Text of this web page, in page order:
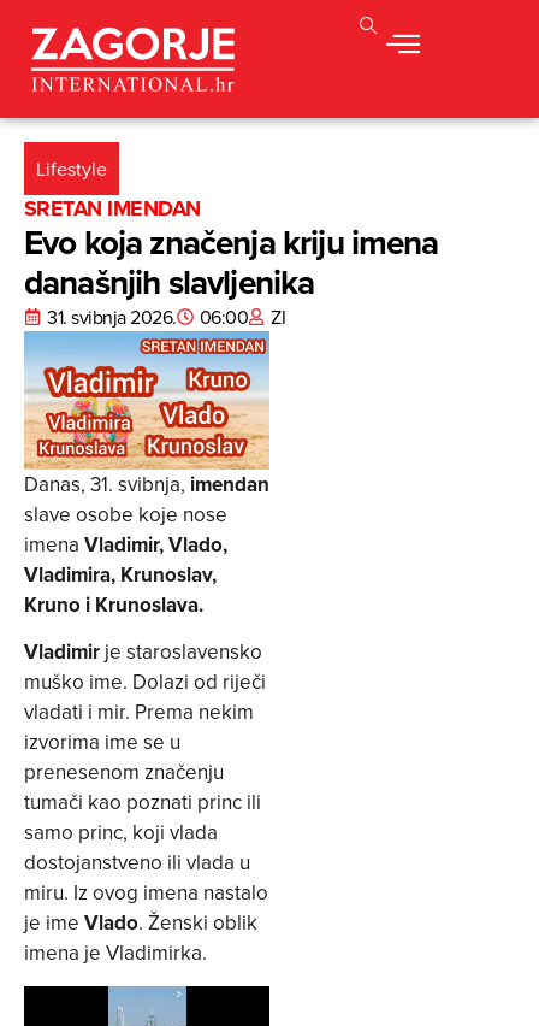
Lifestyle
SRETAN IMENDAN
Evo koja značenja kriju imena
današnjih slavljenika
31. svibnja 2026. 06:00 ZI
Danas, 31. svibnja, imendan
slave osobe koje nose
imena Vladimir, Vlado,
Vladimira, Krunoslav,
Kruno i Krunoslava.
Vladimir je staroslavensko
muško ime. Dolazi od riječi
vladati i mir. Prema nekim
izvorima ime se u
prenesenom značenju
tumači kao poznati princ ili
samo princ, koji vlada
dostojanstveno ili vlada u
miru. Iz ovog imena nastalo
je ime Vlado. Ženski oblik
imena je Vladimirka.